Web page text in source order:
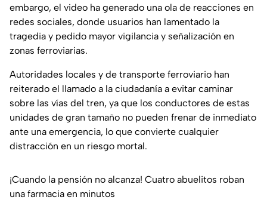
embargo, el video ha generado una ola de reacciones en
redes sociales, donde usuarios han lamentado la
tragedia y pedido mayor vigilancia y señalización en
zonas ferroviarias.
Autoridades locales y de transporte ferroviario han
reiterado el llamado a la ciudadanía a evitar caminar
sobre las vías del tren, ya que los conductores de estas
unidades de gran tamaño no pueden frenar de inmediato
ante una emergencia, lo que convierte cualquier
distracción en un riesgo mortal.
¡Cuando la pensión no alcanza! Cuatro abuelitos roban
una farmacia en minutos